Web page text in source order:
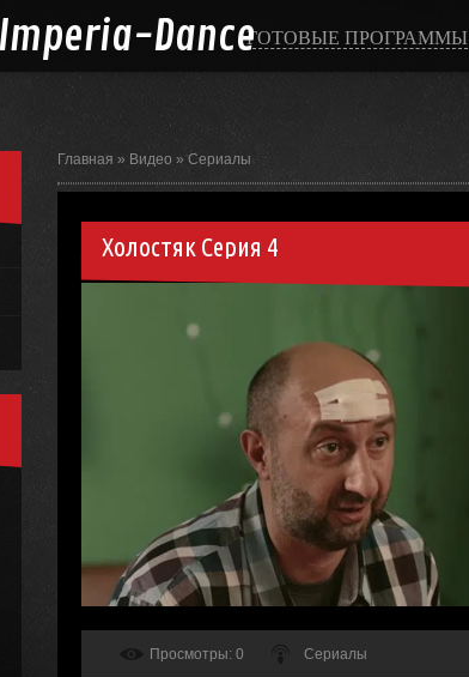
Imperia-DanceГОТОВЫЕ ПРОГРАММЫ
Главная » Видео » Сериалы
Холостяк Серия 4
Просмотры: 0 Сериалы